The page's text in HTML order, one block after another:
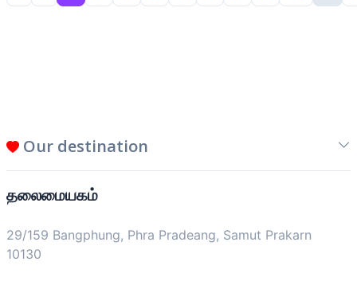
Our destination
தலைமையகம்
29/159 Bangphung, Phra Pradeang, Samut Prakarn
10130